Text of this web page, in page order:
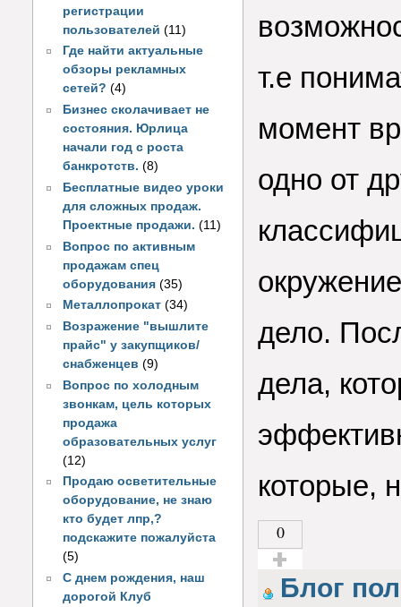
регистрации
пользователей(11)
Где найти актуальные
обзоры рекламных
сетей? (4)
Бизнес сколачивает не
состояния. Юрлица
начали год с роста
банкротств. (8)
Бесплатные видео уроки
для сложных продаж.
Проектные продажи. (11)
Вопрос по активным
продажам спец
оборудования (35)
Металлопрокат (34)
Возражение "вышлите
прайс" у закупщиков/
снабженцев (9)
Вопрос по холодным
звонкам, цель которых
продажа
образовательных услуг
(12)
Продаю осветительные
оборудование, не знаю
кто будет лпр,?
подскажите пожалуйста
(5)
С днем рождения, наш
дорогой Клуб
т.е
момент
одно от
дело.
дела,
которые,
0
Голос за!
Блог